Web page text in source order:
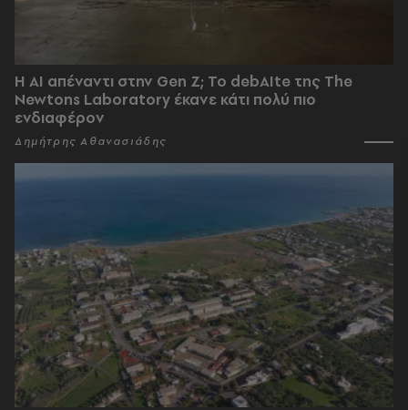
Η AI απέναντι στην Gen Z; Το debAIte της The
Newtons Laboratory έκανε κάτι πολύ πιο
ενδιαφέρον
Δημήτρης Αθανασιάδης